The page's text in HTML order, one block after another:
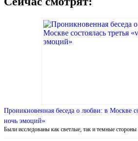
Проникновенная беседа о любви: в Москве
ночь эмоций»
Были исследованы как светлые, так и темные